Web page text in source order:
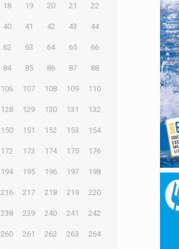
18 19 20 21 22
40 41 42 43 44
62 63 64 65 66
84 85 86 87 88
106 107 108 109 110
128 129 130 131 132
150 151 152 153 154
172 173 174 175 176
194 195 196 197 198
216 217 218 219 220
238 239 240 241 242
260 261 262 263 264